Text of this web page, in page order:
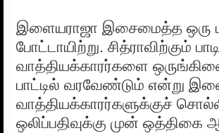
இளையராஜா இசைமைத்த ஒரு
போட்டாயிற்று. சித்ராவிற்கும்
வாத்தியக்காரர்களை
பாட்டில் வரவேண்டும் என்று
வாத்தியக்காரர்களுக்குச்
ஒலிப்பதிவுக்கு முன் ஒத்திகை